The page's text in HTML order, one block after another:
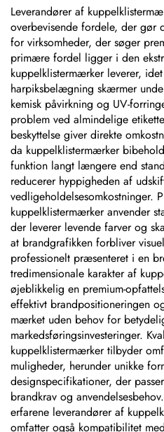
metaloptik
Leverandører af
overbevisende fordele, der gør
for virksomheder, der søger
primære fordel ligger i den
kuppelklistermærker leverer,
harpiksbelægning skærmer
kemisk påvirkning og UV-
problem ved almindelige
beskyttelse giver direkte
da kuppelklistermærker
funktion langt længere end
reducerer hyppigheden af
vedligeholdelsesomkostninger.
kuppelklistermærker anvender
der leverer levende farver og
at brandgrafikken forbliver
professionelt præsenteret i en
tredimensionale karakter af
øjeblikkelig en premium-
effektivt brandpositioneringen
mærket uden behov for
markedsføringsinvesteringer.
kuppelklistermærker tilbyder
muligheder, herunder unikke
designspecifikationer, der
brandkrav og
erfarene leverandører af
omfatter også kompatibilitet